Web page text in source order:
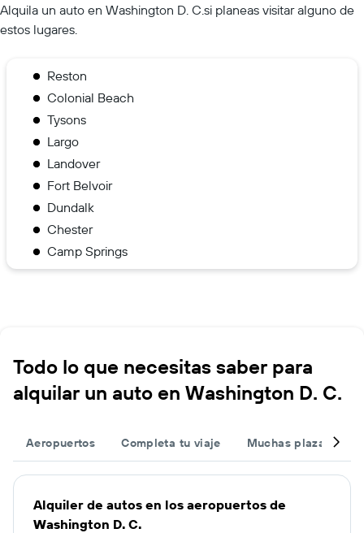
Alquila un auto en Washington D. C.si planeas visitar alguno de
estos lugares.
Reston
Colonial Beach
Tysons
Largo
Landover
Fort Belvoir
Dundalk
Chester
Camp Springs
Todo lo que necesitas saber para
alquilar un auto en Washington D. C.
Aeropuertos Completa tu viaje Muchas plazas
Alquiler de autos en los aeropuertos de
Washington D. C.